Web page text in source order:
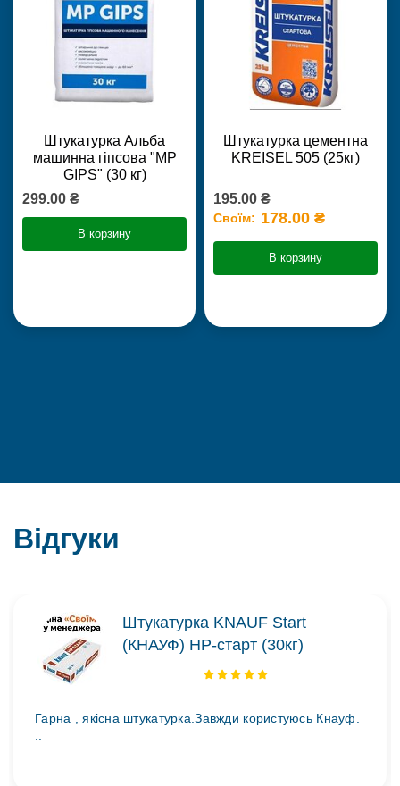
Штукатурка Альба
машинна гіпсова "MP
GIPS" (30 кг)
299.00 ₴
В корзину
Штукатурка цементна
KREISEL 505 (25кг)
195.00 ₴
Своїм: 178.00 ₴
В корзину
Відгуки
Штукатурка KNAUF Start
(КНАУФ) НР-старт (30кг)
Гарна , якісна штукатурка.Завжди користуюсь Кнауф.
..